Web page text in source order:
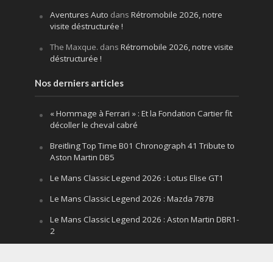
Aventures Auto dans Rétromobile 2026, notre
visite déstructurée !
The Maxque. dans Rétromobile 2026, notre visite
déstructurée !
Nos derniers articles
« Hommage à Ferrari » : Et la Fondation Cartier fit
décoller le cheval cabré
Breitling Top Time B01 Chronograph 41 Tribute to
Aston Martin DB5
Le Mans Classic Legend 2026 : Lotus Elise GT1
Le Mans Classic Legend 2026 : Mazda 787B
Le Mans Classic Legend 2026 : Aston Martin DBR1-
2